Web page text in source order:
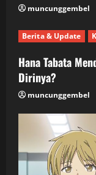
muncunggembel
Berita & Update
Hana Tabata
Dirinya?
muncunggembel